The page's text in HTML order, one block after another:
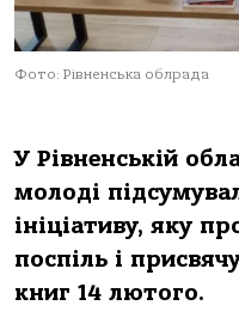
Фото: Рівненська облрада
У Рівненській
молоді
ініціативу, яку
поспіль і
книг 14 лютого.